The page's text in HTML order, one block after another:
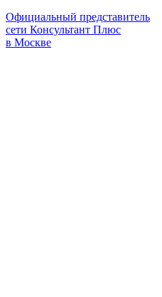
Официальный представитель
сети Консультант Плюс
в Москве